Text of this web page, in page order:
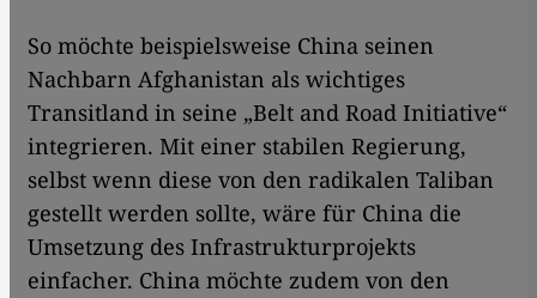
So möchte beispielsweise China seinen
Nachbarn Afghanistan als wichtiges
Transitland in seine „Belt and Road Initiative“
integrieren. Mit einer stabilen Regierung,
selbst wenn diese von den radikalen Taliban
gestellt werden sollte, wäre für China die
Umsetzung des Infrastrukturprojekts
einfacher. China möchte zudem von den